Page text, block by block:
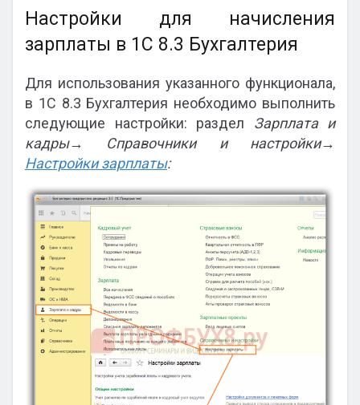
Настройки для начисления
зарплаты в 1С 8.3 Бухгалтерия
Для использования указанного функционала,
в 1С 8.3 Бухгалтерия необходимо выполнить
следующие настройки: раздел Зарплата и
кадры→ Справочники и настройки→
Настройки зарплаты: